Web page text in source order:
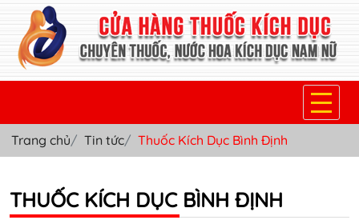
TRANG CHỦ
THUỐC NƯỚC KÍCH DỤC NAM
Trang chủ Tin tức Thuốc Kích Dục Bình Định
THUỐC KÍCH DỤC BÌNH ĐỊNH